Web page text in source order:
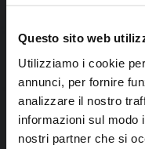
Questo sito web
Utilizziamo i cookie
annunci, per fornire
analizzare il nostro
informazioni sul modo
nostri partner che si